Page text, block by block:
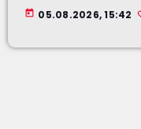
today 05.08.2026, 15:42